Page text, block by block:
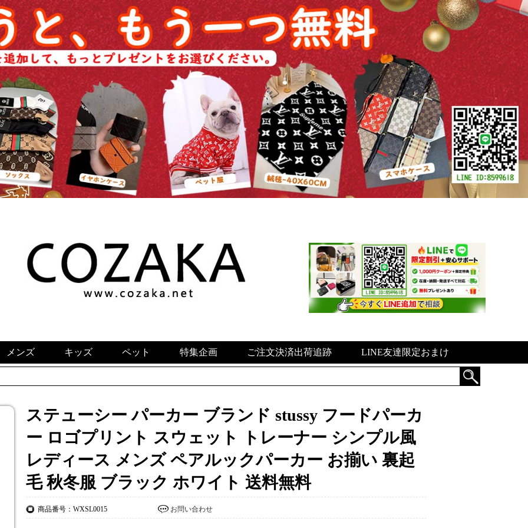
メンズ キッズ ペット 特集企画 ご注文決済出荷追跡 LINE友達限定おまけ
ステューシー パーカー ブランド stussy フードパーカ
ー ロゴプリント スウェット トレーナー シンプル風
レディース メンズ ペアルックパーカー お揃い 裏起
毛 秋冬服 ブラック ホワイト 送料無料
商品番号：WXSL0015 お問い合わせ